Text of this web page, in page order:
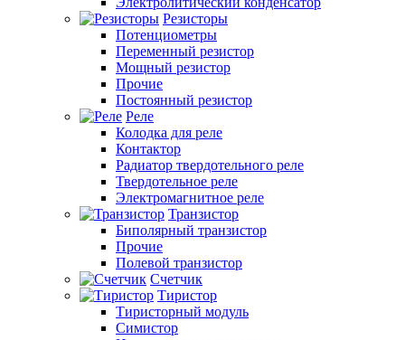
Резисторы
Потенциометры
Переменный резистор
Мощный резистор
Прочие
Постоянный резистор
Реле
Колодка для реле
Контактор
Радиатор твердотельного реле
Твердотельное реле
Электромагнитное реле
Транзистор
Биполярный транзистор
Прочие
Полевой транзистор
Счетчик
Тиристор
Тиристорный модуль
Симистор